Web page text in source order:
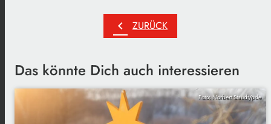
chevron_left ZURÜCK
Das könnte Dich auch interessieren
Foto: Norbert Staudt/pde